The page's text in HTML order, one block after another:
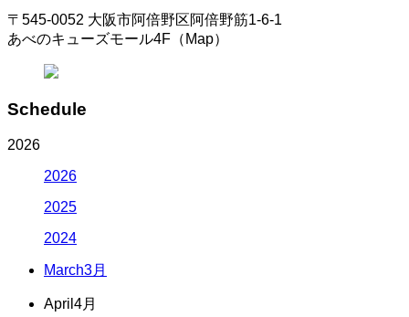
〒545-0052 大阪市阿倍野区阿倍野筋1-6-1
あべのキューズモール4F（Map）
Schedule
2026
2026
2025
2024
March3月
April 4月